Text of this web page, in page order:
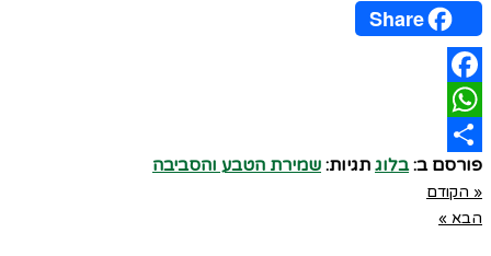
Share
Facebook
WhatsApp
Share
פורסם ב:בלוג תגיות: שמירת הטבע והסביבה
« הקודם
הבא »